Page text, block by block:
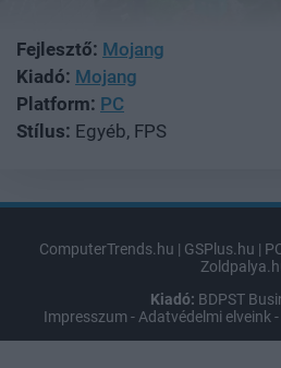
Fejlesztő: Mojang
Kiadó: Mojang
Platform: PC
Stílus: Egyéb, FPS
ComputerTrends.hu | GSPlus.hu |
Kiadó: BDPST
Impresszum - Adatvédelmi elveink -